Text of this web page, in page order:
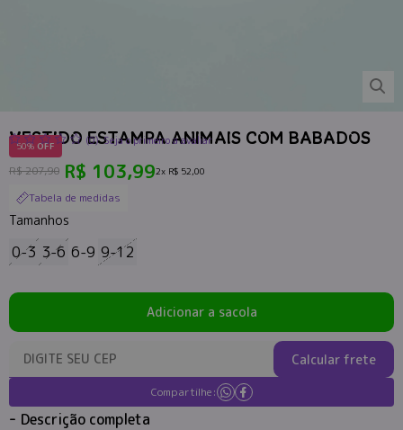
VESTIDO ESTAMPA ANIMAIS COM BABADOS
(0) Seja o primeiro a avaliar
50% OFF
R$ 207,90 R$ 103,992x R$ 52,00
Tabela de medidas
Tamanhos
0-3 3-6 6-9 9-12
Adicionar a sacola
Calcular frete
Compartilhe:
Descrição completa